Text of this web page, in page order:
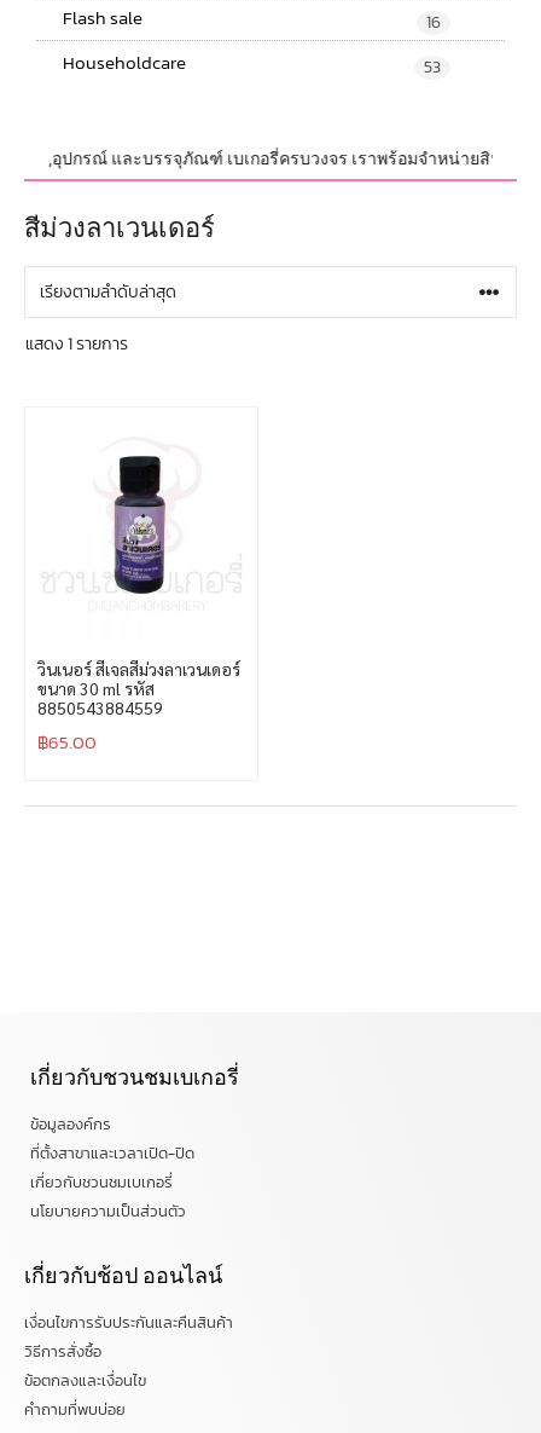
Flash sale 16
Householdcare 53
ดิบ,อุปกรณ์ และบรรจุภัณฑ์ เบเกอรี่ครบวงจร เราพร้อมจำหน่ายสินค้าไ
สีม่วงลาเวนเดอร์
แสดง 1 รายการ
วินเนอร์ สีเจลสีม่วงลาเวนเดอร์
ขนาด 30 ml รหัส
8850543884559
฿65.00
เกี่ยวกับชวนชมเบเกอรี่
ข้อมูลองค์กร
ที่ตั้งสาขาและเวลาเปิด-ปิด
เกี่ยวกับชวนชมเบเกอรี่
นโยบายความเป็นส่วนตัว
เกี่ยวกับช้อป ออนไลน์
เงื่อนไขการรับประกันและคืนสินค้า
วิธีการสั่งซื้อ
ข้อตกลงและเงื่อนไข
คำถามที่พบบ่อย